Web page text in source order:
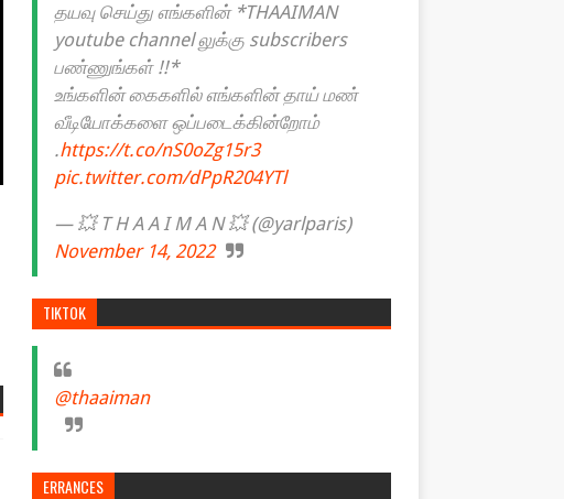
தயவு செய்து எங்களின் *THAAIMAN
youtube channel லுக்கு subscribers
பண்ணுங்கள் !!*
உங்களின் கைகளில் எங்களின் தாய் மண்
வீடியோக்களை ஒப்படைக்கின்றோம்
.https://t.co/nS0oZg15r3
pic.twitter.com/dPpR204YTl
— 💥 T H A A I M A N 💥 (@yarlparis)
November 14, 2022
TIKTOK
@thaaiman
ERRANCES